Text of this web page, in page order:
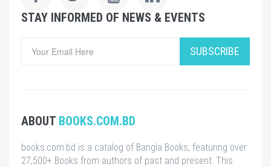
STAY INFORMED OF NEWS & EVENTS
SUBSCRIBE
ABOUT BOOKS.COM.BD
books.com.bd is a catalog of Bangla Books, featuring over
27,500+ Books from authors of past and present. This